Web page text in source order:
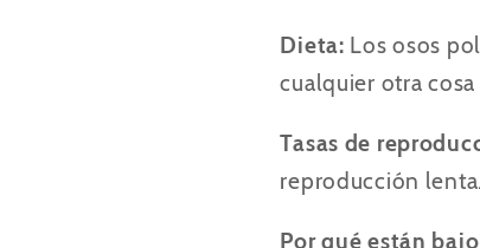
Dieta: Los osos
cualquier otra
Tasas de
reproducción
Por qué están